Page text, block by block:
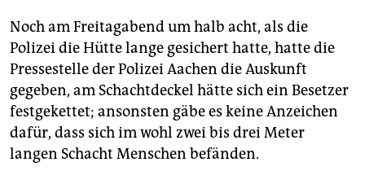
Noch am Freitagabend um halb acht, als die
Polizei die Hütte lange gesichert hatte, hatte die
Pressestelle der Polizei Aachen die Auskunft
gegeben, am Schachtdeckel hätte sich ein Besetzer
festgekettet; ansonsten gäbe es keine Anzeichen
dafür, dass sich im wohl zwei bis drei Meter
langen Schacht Menschen befänden.